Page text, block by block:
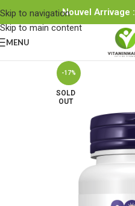
Skip to navigation
Skip to main content
Nouvel Arrivage :
MENU
-17%
SOLD
OUT